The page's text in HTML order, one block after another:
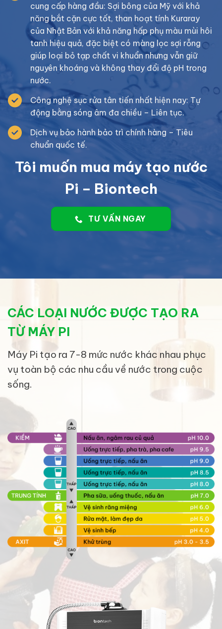
cung cấp hàng đầu: Sợi bông của Mỹ với khả
năng bắt cặn cực tốt, than hoạt tính Kuraray
của Nhật Bản với khả năng hấp phụ màu mùi hôi
tanh hiệu quả, đặc biệt có màng lọc sợi rỗng
giúp loại bỏ tạp chất vi khuẩn nhưng vẫn giữ
nguyên khoáng và không thay đổi độ pH trong
nước.
Công nghệ sục rửa tân tiến nhất hiện nay: Tự
động bằng sóng âm đa chiều – Liên tục.
Dịch vụ bảo hành bảo trì chính hàng – Tiêu
chuẩn quốc tế.
Tôi muốn mua máy tạo nước
Pi – Biontech
TƯ VẤN NGAY
CÁC LOẠI NƯỚC ĐƯỢC TẠO RA
TỪ MÁY PI
Máy Pi tạo ra 7-8 mức nước khác nhau phục
vụ toàn bộ các nhu cầu về nước trong cuộc
sống.